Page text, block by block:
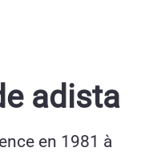
adista
en 1981 à